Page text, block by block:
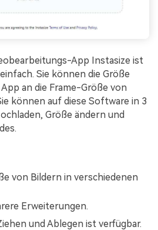
App Instasize ist
Sie können die Größe
App an die Frame-Größe von
können auf diese Software in 3
Größe ändern und
von Bildern in verschiedenen
Erweiterungen.
und Ablegen ist verfügbar.